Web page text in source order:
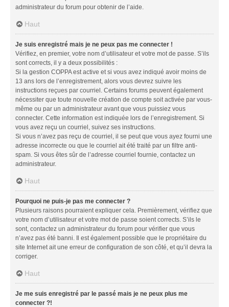
administrateur du forum pour obtenir de l’aide.
Haut
Je suis enregistré mais je ne peux pas me connecter !
Vérifiez, en premier, votre nom d’utilisateur et votre mot de passe. S’ils
sont corrects, il y a deux possibilités :
Si la gestion COPPA est active et si vous avez indiqué avoir moins de
13 ans lors de l’enregistrement, alors vous devrez suivre les
instructions reçues par courriel. Certains forums peuvent également
nécessiter que toute nouvelle création de compte soit activée par vous-
même ou par un administrateur avant que vous puissiez vous
connecter. Cette information est indiquée lors de l’enregistrement. Si
vous avez reçu un courriel, suivez ses instructions.
Si vous n’avez pas reçu de courriel, il se peut que vous ayez fourni une
adresse incorrecte ou que le courriel ait été traité par un filtre anti-
spam. Si vous êtes sûr de l’adresse courriel fournie, contactez un
administrateur.
Haut
Pourquoi ne puis-je pas me connecter ?
Plusieurs raisons pourraient expliquer cela. Premièrement, vérifiez que
votre nom d’utilisateur et votre mot de passe soient corrects. S’ils le
sont, contactez un administrateur du forum pour vérifier que vous
n’avez pas été banni. Il est également possible que le propriétaire du
site Internet ait une erreur de configuration de son côté, et qu’il devra la
corriger.
Haut
Je me suis enregistré par le passé mais je ne peux plus me
connecter ?!